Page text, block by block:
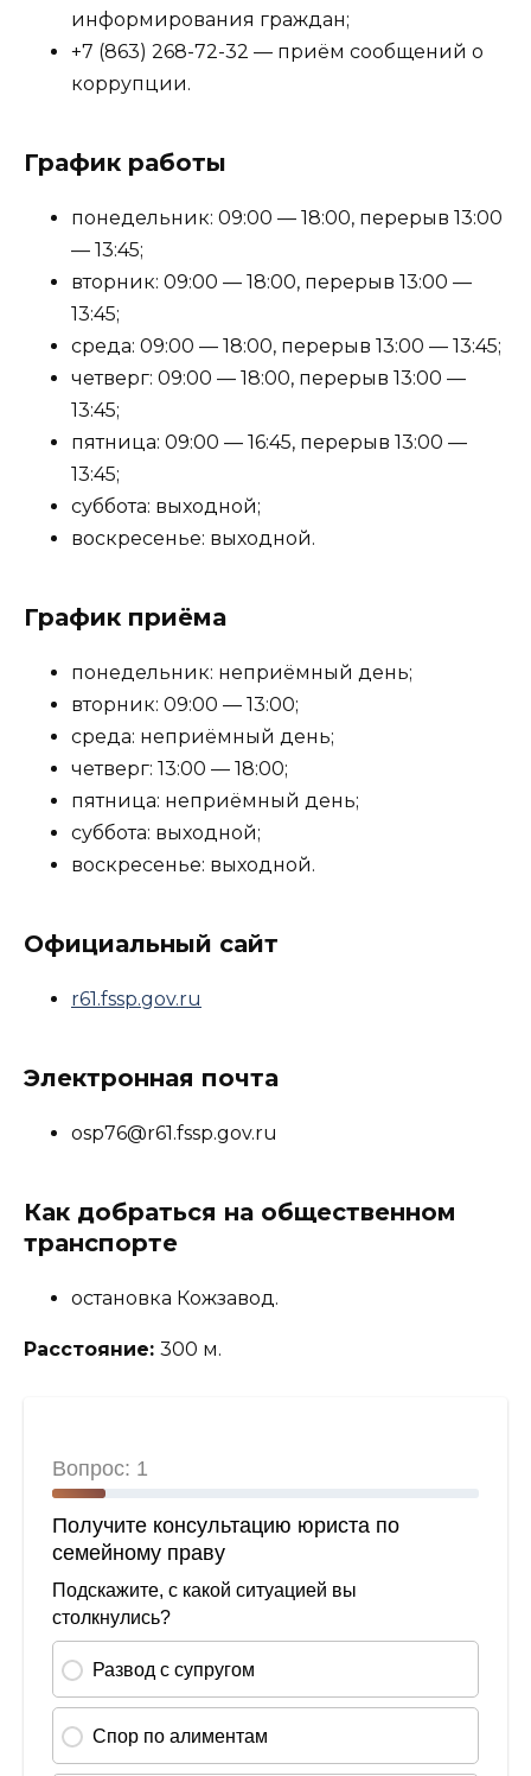
информирования граждан;
+7 (863) 268-72-32 — приём сообщений о
коррупции.
График работы
понедельник: 09:00 — 18:00, перерыв 13:00
— 13:45;
вторник: 09:00 — 18:00, перерыв 13:00 —
13:45;
среда: 09:00 — 18:00, перерыв 13:00 — 13:45;
четверг: 09:00 — 18:00, перерыв 13:00 —
13:45;
пятница: 09:00 — 16:45, перерыв 13:00 —
13:45;
суббота: выходной;
воскресенье: выходной.
График приёма
понедельник: неприёмный день;
вторник: 09:00 — 13:00;
среда: неприёмный день;
четверг: 13:00 — 18:00;
пятница: неприёмный день;
суббота: выходной;
воскресенье: выходной.
Официальный сайт
r61.fssp.gov.ru
Электронная почта
osp76@r61.fssp.gov.ru
Как добраться на общественном
транспорте
остановка Кожзавод.
Расстояние: 300 м.